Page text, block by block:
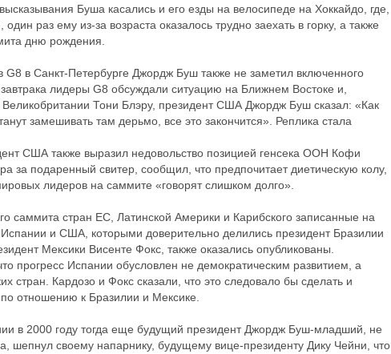
Буша касались и его езды на велосипеде на Хоккайдо, где,
раз ему из-за возраста оказалось трудно заехать в горку, а также
дню рождения.
в Санкт-Петербурге Джордж Буш также не заметил включенного
лидеры G8 обсуждали ситуацию на Ближнем Востоке и,
Тони Блэру, президент США Джордж Буш сказал: «Как
замешивать там дерьмо, все это закончится». Реплика стала
США также выразил недовольство позицией генсека ООН Кофи
за подаренный свитер, сообщил, что предпочитает диетическую колу,
лидеров на саммите «говорят слишком долго».
саммита стран ЕС, Латинской Америки и Карибского записанные на
и США, которыми доверительно делились президент Бразилии
Мексики Висенте Фокс, также оказались опубликованы.
прогресс Испании обусловлен не демократическим развитием, а
стран. Кардозо и Фокс сказали, что это следовало бы сделать и
отношению к Бразилии и Мексике.
в 2000 году тогда еще будущий президент Джордж Буш-младший, не
шепнул своему напарнику, будущему вице-президенту Дику Чейни, что